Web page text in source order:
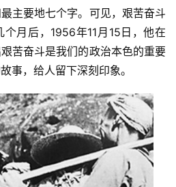
主要地七个字。可见，艰苦奋斗
月后，1956年11月15日，他在
苦奋斗是我们的政治本色的重要
事，给人留下深刻印象。